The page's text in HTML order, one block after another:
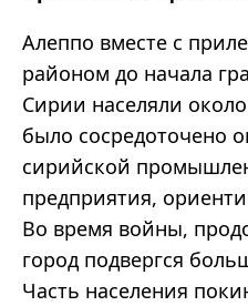
Алеппо вместе с
районом до начала
Сирии населяли
было сосредоточено
сирийской
предприятия,
Во время войны,
город подвергся
Часть населения